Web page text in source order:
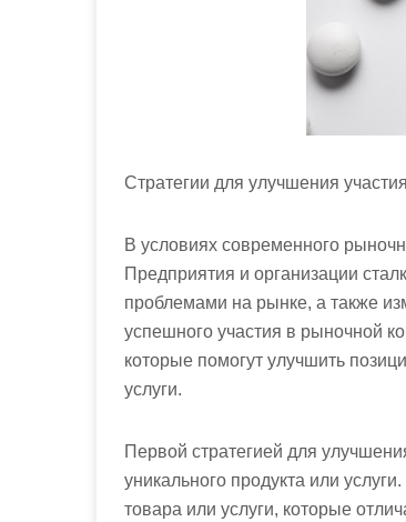
Стратегии для улучшения
В условиях современного
Предприятия и организации
проблемами на рынке, а также
успешного участия в рыночной
которые помогут улучшить
услуги.
Первой стратегией для
уникального продукта или
товара или услуги, которые